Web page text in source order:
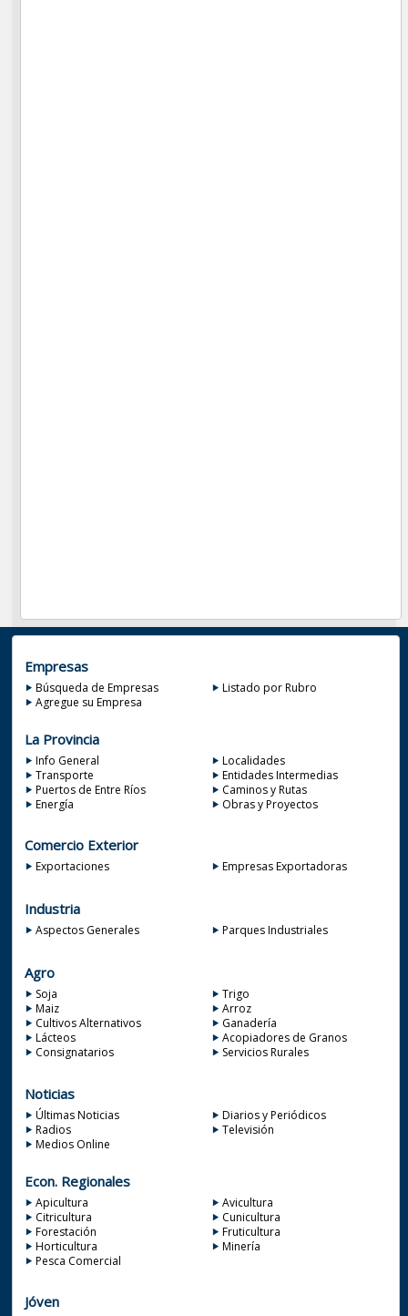
Empresas
Búsqueda de Empresas
Listado por Rubro
Agregue su Empresa
La Provincia
Info General
Localidades
Transporte
Entidades Intermedias
Puertos de Entre Ríos
Caminos y Rutas
Energía
Obras y Proyectos
Comercio Exterior
Exportaciones Empresas Exportadoras
Industria
Aspectos Generales Parques Industriales
Agro
Soja
Trigo
Maiz
Arroz
Cultivos Alternativos
Ganadería
Lácteos
Acopiadores de Granos
Consignatarios
Servicios Rurales
Noticias
Últimas Noticias
Diarios y Periódicos
Radios
Televisión
Medios Online
Econ. Regionales
Apicultura
Avicultura
Citricultura
Cunicultura
Forestación
Fruticultura
Horticultura
Minería
Pesca Comercial
Jóven